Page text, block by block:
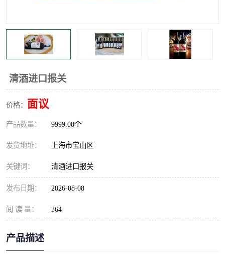
清酒进口报关
价格： 面议
产品数量： 9999.00个
发货地址： 上海市宝山区
关键词： 清酒进口报关
发布日期： 2026-08-08
阅 读 量： 364
产品描述